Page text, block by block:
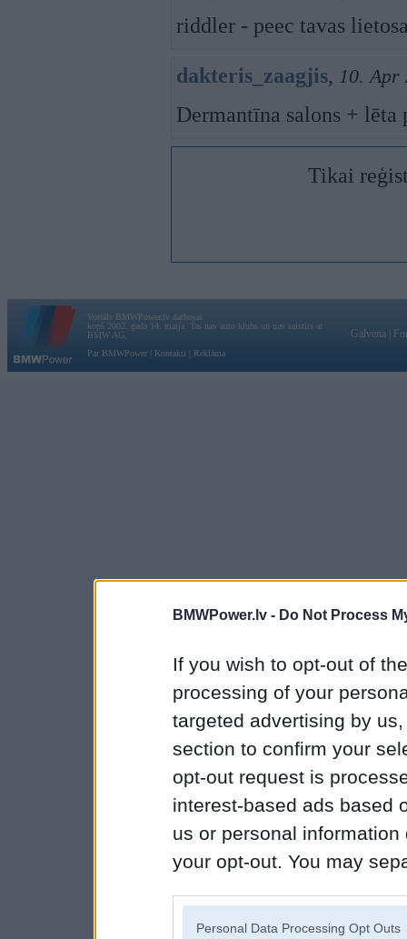
BMWPower.lv - Do Not Process
If you wish to opt-out of
processing of your
targeted advertising by
section to confirm your
opt-out request is
interest-based ads based
us or personal
your opt-out. You may
Personal Data Processing Opt Outs
riddler - peec tavas
dakteris_zaagjis, 10. Apr
Dermantīna salons + lēta
Tikai
Vortāls BMWPower.lv darbojas
kopš 2002. gada 14. maija. Tas nav auto klubs un nav saistīts ar
BMW AG.
Par BMWPower
Kontakti Reklāma
Galvena